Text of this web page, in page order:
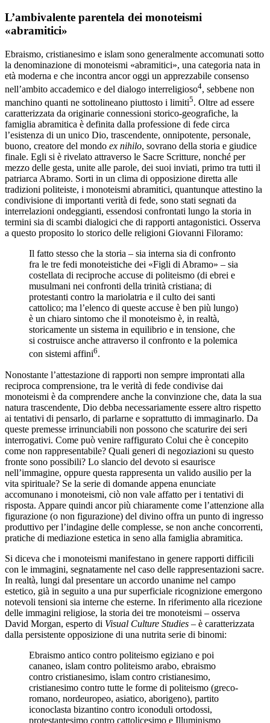
L’ambivalente parentela dei monoteismi
«abramitici»
Ebraismo, cristianesimo e islam sono generalmente accomunati sotto
la denominazione di monoteismi «abramitici», una categoria nata in
età moderna e che incontra ancor oggi un apprezzabile consenso
nell’ambito accademico e del dialogo interreligioso4, sebbene non
manchino quanti ne sottolineano piuttosto i limiti5. Oltre ad essere
caratterizzata da originarie connessioni storico-geografiche, la
famiglia abramitica è definita dalla professione di fede circa
l’esistenza di un unico Dio, trascendente, onnipotente, personale,
buono, creatore del mondo ex nihilo, sovrano della storia e giudice
finale. Egli si è rivelato attraverso le Sacre Scritture, nonché per
mezzo delle gesta, unite alle parole, dei suoi inviati, primo tra tutti il
patriarca Abramo. Sorti in un clima di opposizione diretta alle
tradizioni politeiste, i monoteismi abramitici, quantunque attestino la
condivisione di importanti verità di fede, sono stati segnati da
interrelazioni ondeggianti, essendosi confrontati lungo la storia in
termini sia di scambi dialogici che di rapporti antagonistici. Osserva
a questo proposito lo storico delle religioni Giovanni Filoramo:
Il fatto stesso che la storia – sia interna sia di confronto
fra le tre fedi monoteistiche dei «Figli di Abramo» – sia
costellata di reciproche accuse di politeismo (di ebrei e
musulmani nei confronti della trinità cristiana; di
protestanti contro la mariolatria e il culto dei santi
cattolico; ma l’elenco di queste accuse è ben più lungo)
è un chiaro sintomo che il monoteismo è, in realtà,
storicamente un sistema in equilibrio e in tensione, che
si costruisce anche attraverso il confronto e la polemica
con sistemi affini6.
Nonostante l’attestazione di rapporti non sempre improntati alla
reciproca comprensione, tra le verità di fede condivise dai
monoteismi è da comprendere anche la convinzione che, data la sua
natura trascendente, Dio debba necessariamente essere altro rispetto
ai tentativi di pensarlo, di parlarne e soprattutto di immaginarlo. Da
queste premesse irrinunciabili non possono che scaturire dei seri
interrogativi. Come può venire raffigurato Colui che è concepito
come non rappresentabile? Quali generi di negoziazioni su questo
fronte sono possibili? Lo slancio del devoto si esaurisce
nell’immagine, oppure questa rappresenta un valido ausilio per la
vita spirituale? Se la serie di domande appena enunciate
accomunano i monoteismi, ciò non vale affatto per i tentativi di
risposta. Appare quindi ancor più chiaramente come l’attenzione alla
figurazione (o non figurazione) del divino offra un punto di ingresso
produttivo per l’indagine delle complesse, se non anche concorrenti,
pratiche di mediazione estetica in seno alla famiglia abramitica.
Si diceva che i monoteismi manifestano in genere rapporti difficili
con le immagini, segnatamente nel caso delle rappresentazioni sacre.
In realtà, lungi dal presentare un accordo unanime nel campo
estetico, già in seguito a una pur superficiale ricognizione emergono
notevoli tensioni sia interne che esterne. In riferimento alla ricezione
delle immagini religiose, la storia dei tre monoteismi – osserva
David Morgan, esperto di Visual Culture Studies – è caratterizzata
dalla persistente opposizione di una nutrita serie di binomi:
Ebraismo antico contro politeismo egiziano e poi
cananeo, islam contro politeismo arabo, ebraismo
contro cristianesimo, islam contro cristianesimo,
cristianesimo contro tutte le forme di politeismo (greco-
romano, nordeuropeo, asiatico, aborigeno), partito
iconoclasta bizantino contro iconoduli ortodossi,
protestantesimo contro cattolicesimo e Illuminismo